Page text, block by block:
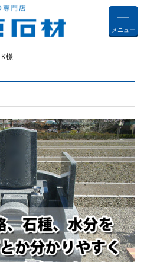
メニュー
様